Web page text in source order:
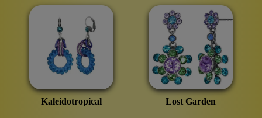
Kaleidotropical Lost Garden